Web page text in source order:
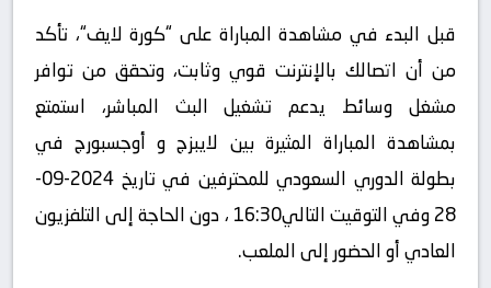
قبل البدء في مشاهدة المباراة على “كورة لايف“، تأكد
من أن اتصالك بالإنترنت قوي وثابت، وتحقق من توافر
مشغل وسائط يدعم تشغيل البث المباشر، استمتع
بمشاهدة المباراة المثيرة بين لايبزج و أوجسبورج في
بطولة الدوري السعودي للمحترفين في تاريخ 2024-09-
28 وفي التوقيت التالي16:30 ، دون الحاجة إلى التلفزيون
العادي أو الحضور إلى الملعب.